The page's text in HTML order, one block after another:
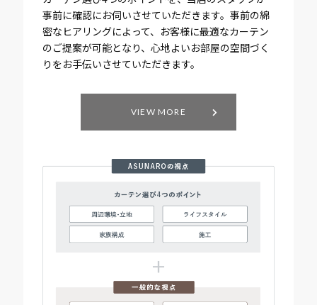
事前に確認にお伺いさせていただきます。事前の綿
密なヒアリングによって、お客様に最適なカーテン
のご提案が可能となり、心地よいお部屋の空間づく
りをお手伝いさせていただきます。
VIEW MORE